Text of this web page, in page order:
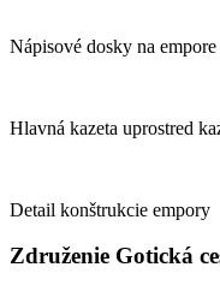
Nápisové dosky na empore
Hlavná kazeta uprostred
Detail konštrukcie empory
Združenie Gotická